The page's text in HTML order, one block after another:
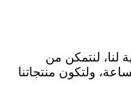
لنا، لنتمكن من
ولتكون منتجاتنا